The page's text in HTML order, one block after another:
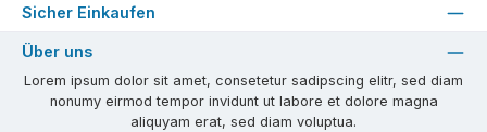
Sicher Einkaufen
Über uns
Lorem ipsum dolor sit amet, consetetur sadipscing elitr, sed diam
nonumy eirmod tempor invidunt ut labore et dolore magna
aliquyam erat, sed diam voluptua.